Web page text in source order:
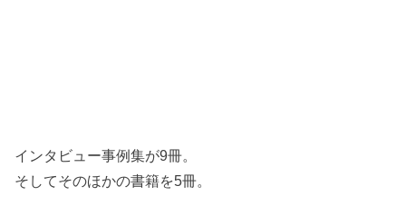
インタビュー事例集が9冊。
そしてそのほかの書籍を5冊。